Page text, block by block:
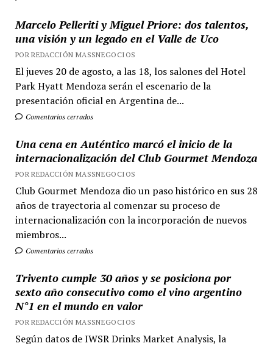
Marcelo Pelleriti y Miguel Priore: dos talentos,
una visión y un legado en el Valle de Uco
POR REDACCIÓN MASSNEGOCIOS
El jueves 20 de agosto, a las 18, los salones del Hotel
Park Hyatt Mendoza serán el escenario de la
presentación oficial en Argentina de...
Comentarios cerrados
Una cena en Auténtico marcó el inicio de la
internacionalización del Club Gourmet Mendoza
POR REDACCIÓN MASSNEGOCIOS
Club Gourmet Mendoza dio un paso histórico en sus 28
años de trayectoria al comenzar su proceso de
internacionalización con la incorporación de nuevos
miembros...
Comentarios cerrados
Trivento cumple 30 años y se posiciona por
sexto año consecutivo como el vino argentino
N°1 en el mundo en valor
POR REDACCIÓN MASSNEGOCIOS
Según datos de IWSR Drinks Market Analysis, la